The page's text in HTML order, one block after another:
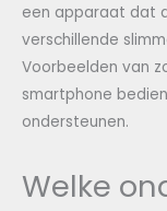
een apparaat dat
verschillende
Voorbeelden van
smartphone
ondersteunen.
Welke